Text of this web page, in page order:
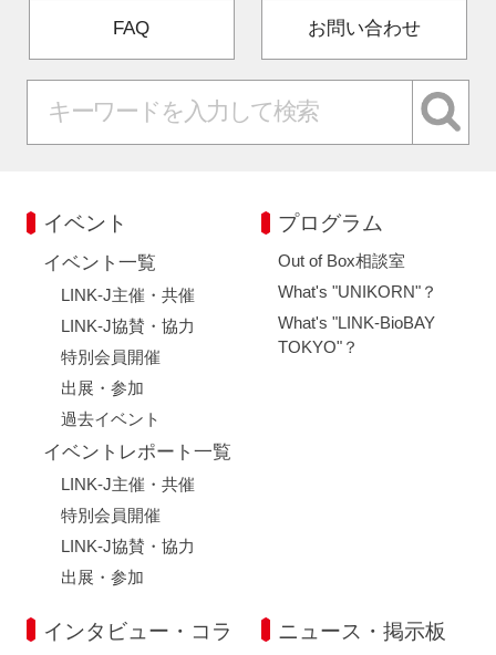
FAQ お問い合わせ
イベント
イベント一覧
LINK-J主催・共催
LINK-J協賛・協力
特別会員開催
出展・参加
過去イベント
イベントレポート一覧
LINK-J主催・共催
特別会員開催
LINK-J協賛・協力
出展・参加
プログラム
Out of Box相談室
What's "UNIKORN"？
What's "LINK-BioBAY
TOKYO"？
インタビュー・コラ
ニュース・掲示板